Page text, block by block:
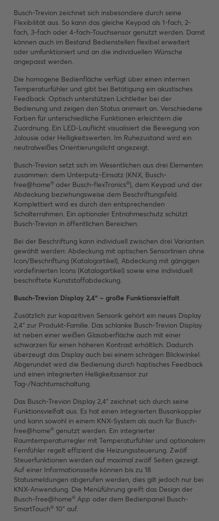
Busch-Trevion zeichnet sich insbesondere durch seine
Flexibilität aus. So kann das gleiche Keypad als 1-fach, 2-
fach, 3-fach oder 4-fach-Touchsensor genutzt werden. Damit
können auch im Bestand Bedienstellen flexibel erweitert
oder umfunktioniert und an die individuellen Wünsche
angepasst werden.
Die homogene Bedienfläche verfügt über einen internen
Temperaturfühler und gibt bei Betätigung ein akustisches
Feedback. Optisch unterstützen Lichtleiter bei der
Bedienung und zeigen den Status animiert an. Verschiedene
Farben für unterschiedliche Funktionen erleichtern die
Zuordnung. Ein LED-Lauflicht visualisiert die Bewegung von
Jalousie oder Helligkeitswerten. Im Ruhezustand wird ein
neutralweißes Orientierungslicht angezeigt.
Busch-Trevion setzt sich im Wesentlichen aus drei Elementen
zusammen: dem Unterputz-Einsatz (KNX, Busch-
free@home® oder Busch-flexTronics®), dem Keypad und der
Abdeckung beziehungsweise dem Beschriftungsfeld.
Komplettiert wird es durch den entsprechenden
Schalterrahmen. Ein optionaler Entnahmeschutz schützt
Busch-Trevion in öffentlichen Bereichen.
Bei der Beschriftung kann individuell zwischen drei Varianten
gewählt werden: Abdeckung mit optischen Sensorlinien ohne
Icon/Beschriftung (Katalogartikel), Abdeckung mit gängigen
vordefinierten Icons (Katalogartikel) sowie eine individuell
beschriftete Kunststoffabdeckung.
Busch-Trevion Display 2,4“ – große Funktionsvielfalt
Zusätzlich zur kapazitiven Sensorik gehört ein neues Display
2,4“ zur Produkt-Familie. Das schlanke Busch-Trevion Display
ist neben einer weißen Glasoberfläche auch mit einer
schwarzen für einen höheren Kontrast erhältlich. Dadurch
überzeugt das Display auch bei einem schrägen Blickwinkel.
Abgerundet wird die Bedienung durch haptisches Feedback
und einen integrierten Helligkeitssensor zur
Tag-/Nachtumschaltung.
Das Busch-Trevion Display 2,4“ zeichnet sich durch seine
Funktionsvielfalt aus. Es hat einen integrierten Busankoppler
und kann sowohl in einem KNX-System als auch für Busch-
free@home® genutzt werden. Ein integrierter
Raumtemperaturregler mit Temperaturfühler und optionalem
Fernfühler regelt effizient die Heizungssteuerung. Zwölf
Steuerfunktionen werden auf maximal zwölf Seiten gezeigt.
Auf einer Informationsseite können bis zu 18
Statusmeldungen abgerufen werden, dies gilt jedoch nur bei
KNX-Anwendung. Die Menüführung greift das Design der
Busch-free@home® App oder dem Bedienpanel Busch-
SmartTouch® 10“ auf.